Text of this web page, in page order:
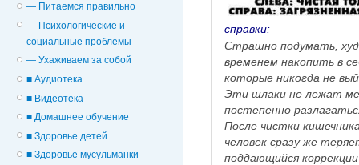
— Питаемся правильно
— Психологические и
cоциальные проблемы
— Ухаживаем за собой
■ Аудиотека
■ Видеотека
■ Домашнее обучение
■ Здоровье детей
■ Здоровье мусульманки
справки:
Страшно подумать,
временем накопить в
которые никогда не
Эти шлаки не лежат
постепенно
После чистки
человек сразу же
поддающийся